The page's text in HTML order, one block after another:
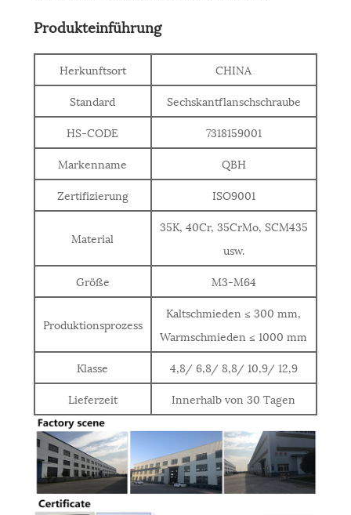
Produkteinführung
Herkunftsort
CHINA
Standard
Sechskantflanschschraube
HS-CODE
7318159001
Markenname
QBH
Zertifizierung
ISO9001
Material
35K, 40Cr, 35CrMo, SCM435
usw.
Größe
M3-M64
Produktionsprozess
Kaltschmieden ≤ 300 mm,
Warmschmieden ≤ 1000 mm
Klasse
4,8/ 6,8/ 8,8/ 10,9/ 12,9
Lieferzeit
Innerhalb von 30 Tagen